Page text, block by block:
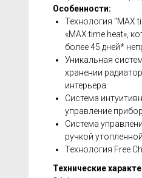
Особенности:
Технология "MAX
«MAX time heat»,
более 45 дней*
Уникальная
хранении
интерьера.
Система
управление
Система
ручкой
Технология Free
Технические